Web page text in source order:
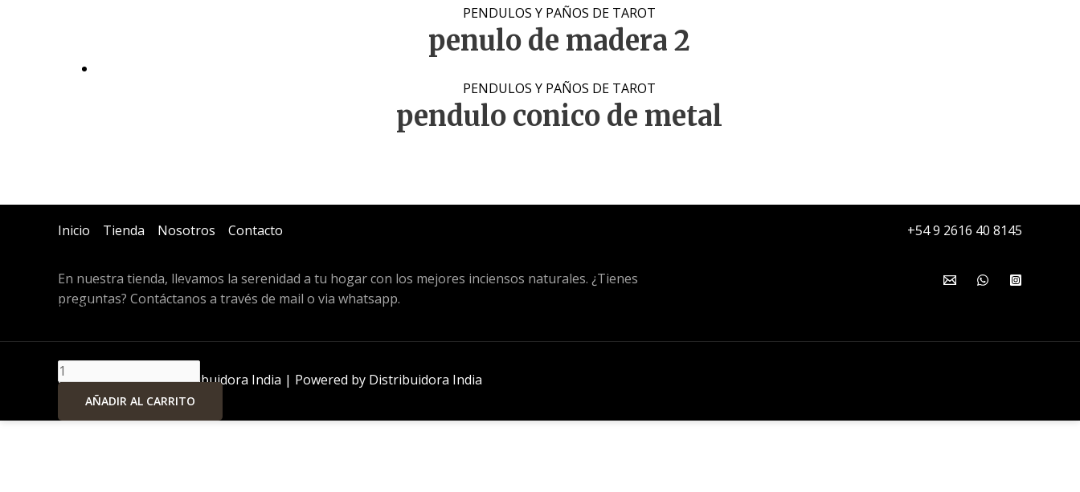
PENDULOS Y PAÑOS DE TAROT
penulo de madera 2
PENDULOS Y PAÑOS DE TAROT
pendulo conico de metal
Inicio Tienda Nosotros Contacto +54 9 2616 40 8145
En nuestra tienda, llevamos la serenidad a tu hogar con los mejores inciensos naturales. ¿Tienes
preguntas? Contáctanos a través de mail o via whatsapp.
Copyright © 2024 Distribuidora India | Powered by Distribuidora India
pedsulo de madera 6
$4.289,09
pedsulo
de
6
cantidad
AÑADIR AL CARRITO